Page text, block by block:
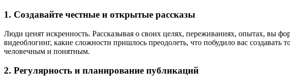
1. Создавайте честные и открытые рассказы
Люди ценят искренность. Рассказывая о своих целях, переживаниях, опытах, вы
видеоблогинг, какие сложности пришлось преодолеть, что побудило вас
человечным и понятным.
2. Регулярность и планирование публикаций